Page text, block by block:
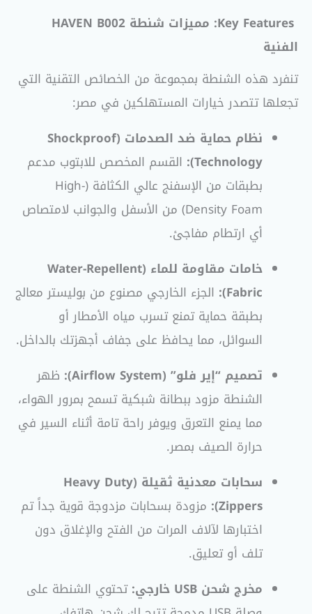
Key Features: مميزات شنطة HAVEN B002
الفنية
تنفرد هذه الشنطة بمجموعة من الخصائص التقنية التي
تجعلها تتصدر خيارات المستهلكين في مصر:
نظام حماية ضد الصدمات (Shockproof
Technology): القسم المخصص للابتوب مدعم
بطبقات من الإسفنج عالي الكثافة (High-
Density Foam) من الأسفل والجوانب لامتصاص
أي ارتطام مفاجئ.
خامات مقاومة للماء (Water-Repellent
Fabric): الجزء الخارجي مصنوع من بوليستر معالج
بطبقة حماية تمنع تسرب مياه الأمطار أو
السوائل، مما يحافظ على جفاف أجهزتك بالداخل.
تصميم “إير فلو” (Airflow System):
ظهر
الشنطة مزود ببطانة شبكية تسمح بمرور الهواء،
مما يمنع التعرق ويوفر راحة تامة أثناء السير في
حرارة الصيف بمصر.
سحابات معدنية ثقيلة (Heavy Duty
Zippers): مزودة بسحابات مزدوجة قوية جداً تم
اختبارها لآلاف المرات من الفتح والإغلاق دون
تلف أو تعليق.
مخرج شحن USB خارجي:
تحتوي الشنطة على